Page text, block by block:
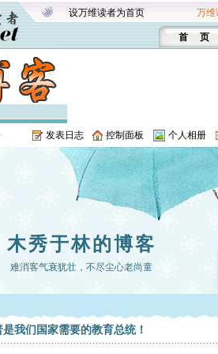
设万维读者为首页 万维
首 页
发表日志 控制面板 个人相册
木秀于林的博客
难消客气衰犹壮，不尽尘心老尚童
我们国家需要的教育总统！